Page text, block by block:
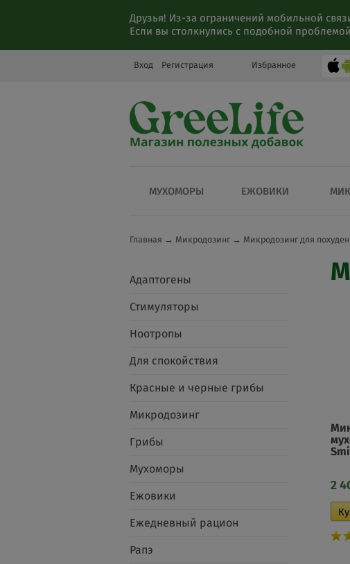
Друзья! Из-за ограничений мобильной
Если вы столкнулись с подобной
Вход Регистрация Избранное
МУХОМОРЫ ЕЖОВИКИ
Главная → Микродозинг → Микродозинг для
Адаптогены
Стимуляторы
Ноотропы
Для спокойствия
Красные и черные грибы
Микродозинг
Грибы
Мухоморы
Ежовики
Ежедневный рацион
Рапэ
2